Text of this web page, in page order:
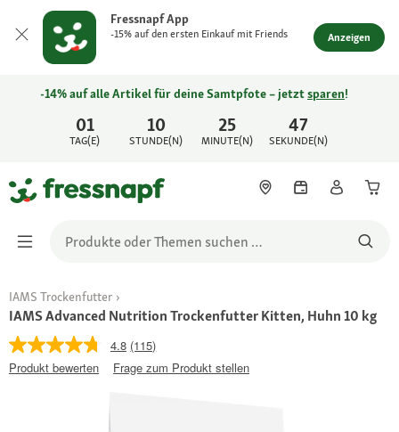
Fressnapf App
-15% auf den ersten Einkauf mit Friends Anzeigen
01
TAG(E)
10
STUNDE(N)
25
MINUTE(N)
47
SEKUNDE(N)
-14% auf alle Artikel für deine Samtpfote – jetztsparen!
IAMS Trockenfutter
IAMS Advanced Nutrition Trockenfutter Kitten, Huhn 10 kg
4.8 (115)
Produkt bewerten
Frage zum Produkt stellen